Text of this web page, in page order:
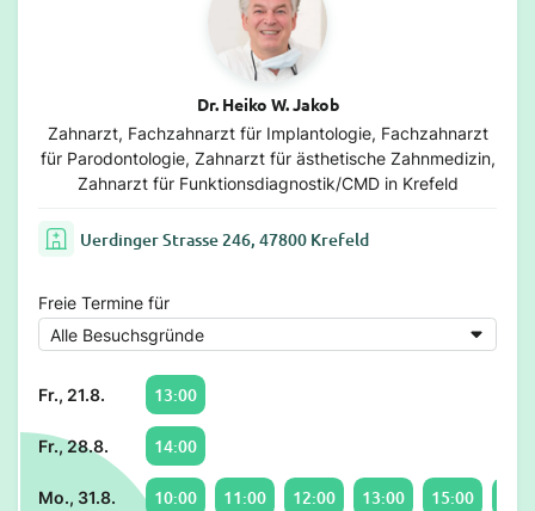
Dr. Heiko W. Jakob
Zahnarzt, Fachzahnarzt für Implantologie, Fachzahnarzt
für Parodontologie, Zahnarzt für ästhetische Zahnmedizin,
Zahnarzt für Funktionsdiagnostik/CMD in Krefeld
Uerdinger Strasse 246, 47800 Krefeld
Freie Termine für
Fr., 21.8. 13:00
Fr., 28.8. 14:00
Mo., 31.8. 10:00 11:00 12:00 13:00 15:00